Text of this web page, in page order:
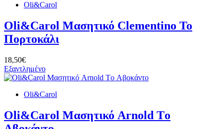
Oli&Carol
Oli&Carol Μασητικό Clementino Το
Πορτοκάλι
18,50€
Εξαντλημένο
Oli&Carol
Oli&Carol Μασητικό Arnold Tο